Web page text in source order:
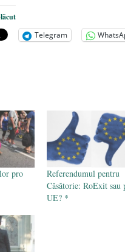
cutremurătoare despre
Ucrainei, Volodymyr
- 13 mai 2026
servește Națiunea
produce efecte. Bustul
Octavian Goga, înlăturat
2026
Telegram
pro
Referendumul pentru
Căsătorie: RoExit sau
UE? *